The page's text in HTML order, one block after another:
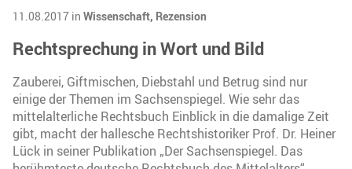
11.08.2017 in Wissenschaft, Rezension
Rechtsprechung in Wort und Bild
Zauberei, Giftmischen, Diebstahl und Betrug sind nur
einige der Themen im Sachsenspiegel. Wie sehr das
mittelalterliche Rechtsbuch Einblick in die damalige Zeit
gibt, macht der hallesche Rechtshistoriker Prof. Dr. Heiner
Lück in seiner Publikation „Der Sachsenspiegel. Das